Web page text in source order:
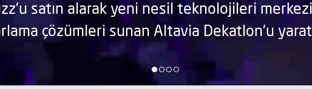
satın alarak yeni nesil teknolojileri
çözümleri sunan Altavia Dekatlon'u